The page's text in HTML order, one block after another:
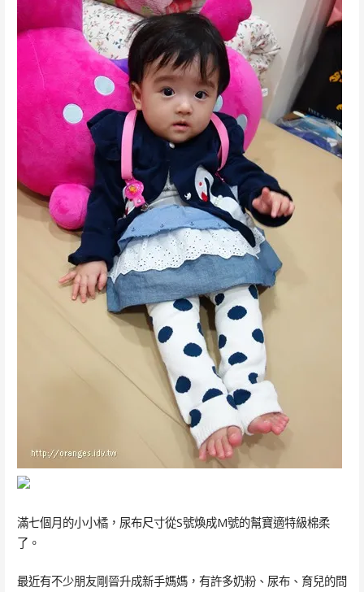
滿七個月的小小橘，尿布尺寸從S號煥成M號的幫寶適特級棉柔
了。
最近有不少朋友剛晉升成新手媽媽，有許多奶粉、尿布、育兒的問